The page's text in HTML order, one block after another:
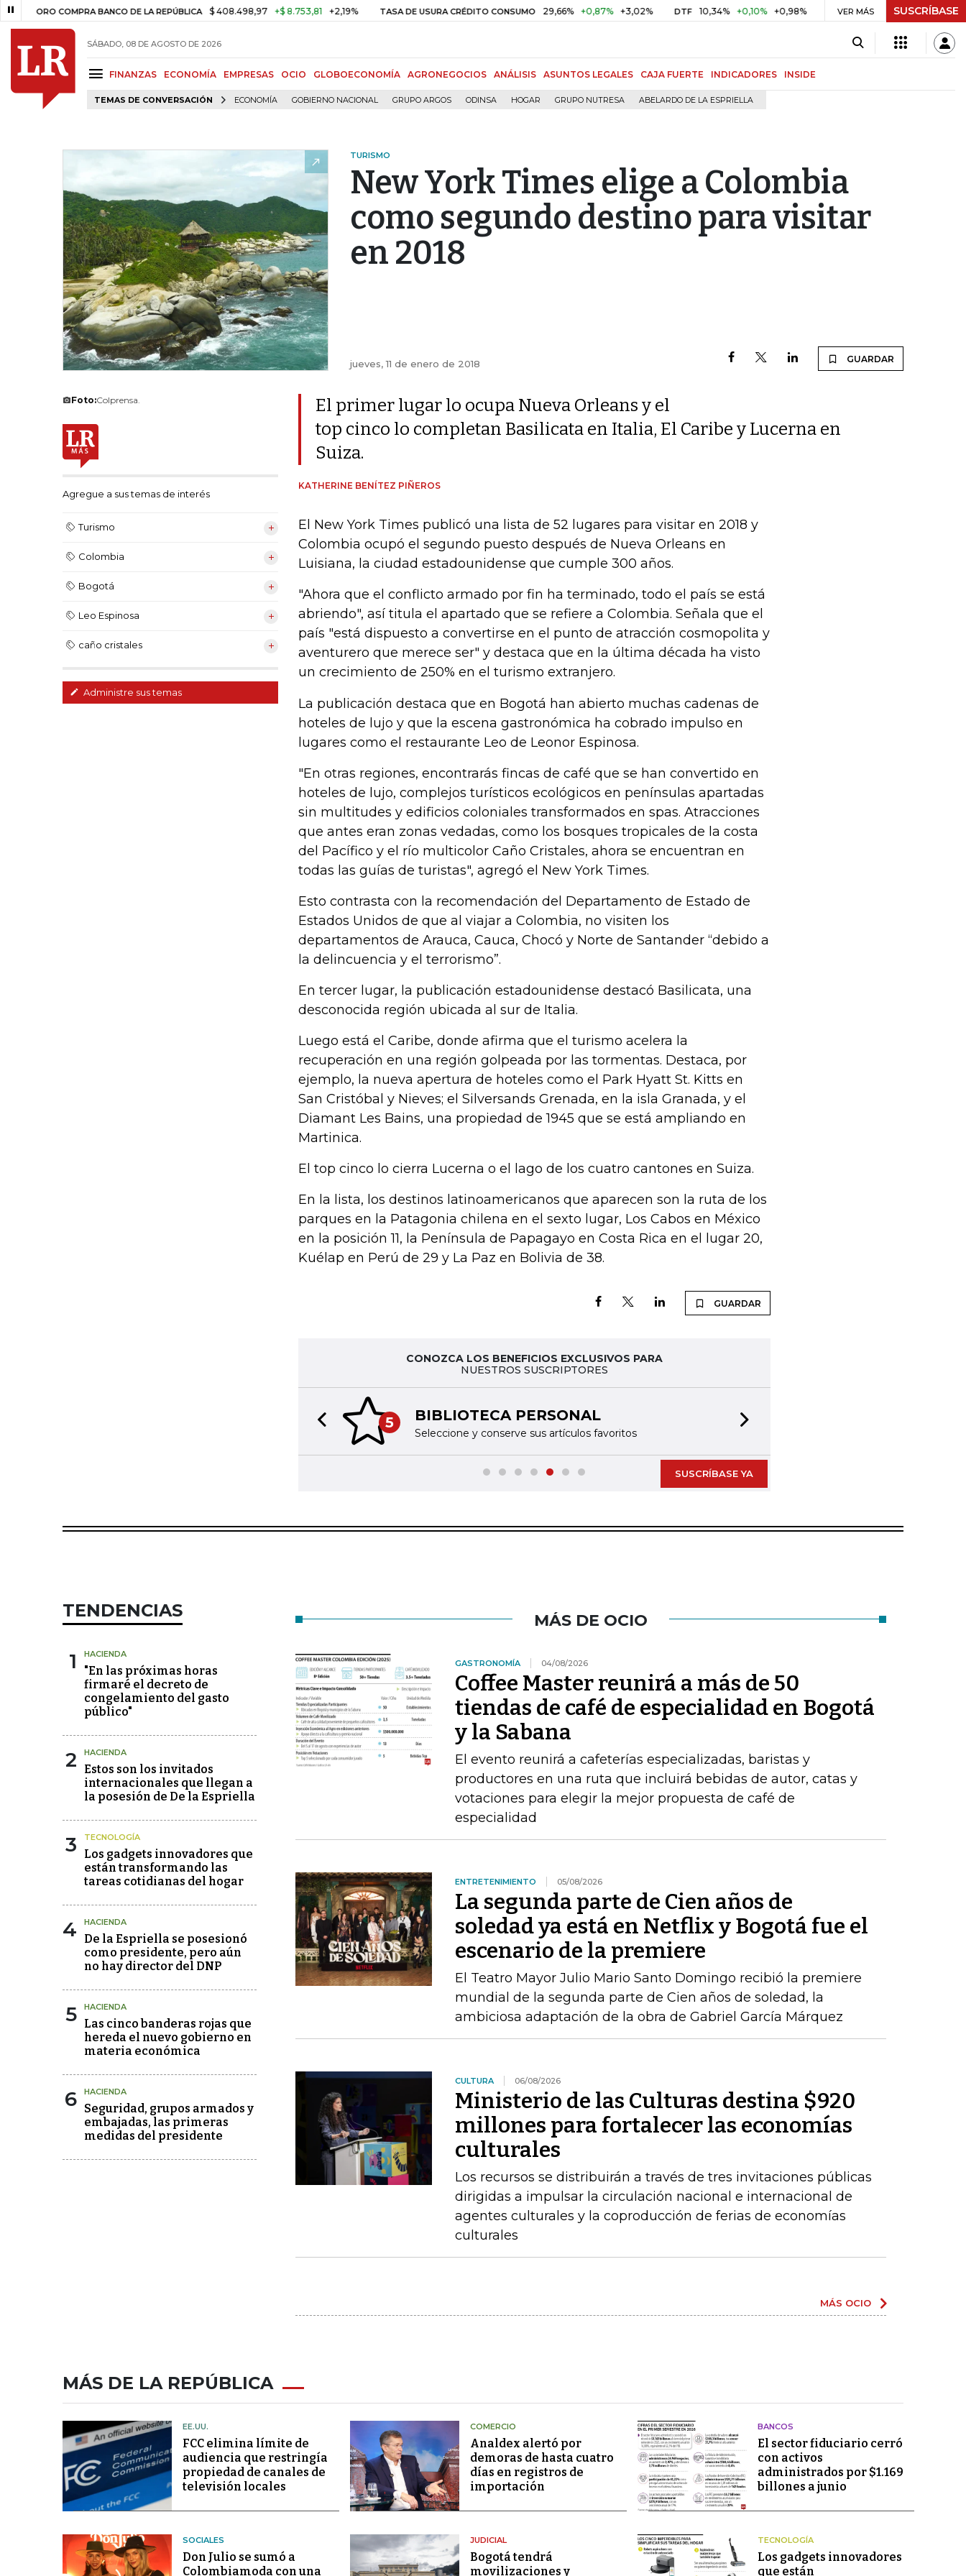
ORO COMPRA BANCO DE LA REPÚBLICA $ 408.498,97 +$ 8.753,81 +2,19% TASA DE USURA CRÉDITO CONSUMO 29,66% +0,87% +3,02% DTF 10,34% +0,10% +0,98% UVR $ 416,91 +$ 0,05 +0,01%
VER MÁS SUSCRÍBASE
SÁBADO, 08 DE AGOSTO DE 2026
FINANZAS ECONOMÍA EMPRESAS OCIO GLOBOECONOMÍA AGRONEGOCIOS ANÁLISIS ASUNTOS LEGALES CAJA FUERTE INDICADORES INSIDE
TEMAS DE CONVERSACIÓN ECONOMÍA GOBIERNO NACIONAL GRUPO ARGOS ODINSA HOGAR GRUPO NUTRESA ABELARDO DE LA ESPRIELLA
TURISMO
New York Times elige a Colombia
como segundo destino para visitar
en 2018
jueves, 11 de enero de 2018 GUARDAR
Foto:Colprensa.
Agregue a sus temas de interés
Turismo
Colombia
Bogotá
Leo Espinosa
caño cristales
Administre sus temas
El primer lugar lo ocupa Nueva Orleans y el
top cinco lo completan Basilicata en Italia, El Caribe y Lucerna en
Suiza.
KATHERINE BENÍTEZ PIÑEROS
El New York Times publicó una lista de 52 lugares para visitar en 2018 y
Colombia ocupó el segundo puesto después de Nueva Orleans en
Luisiana, la ciudad estadounidense que cumple 300 años.
"Ahora que el conflicto armado por fin ha terminado, todo el país se está
abriendo", así titula el apartado que se refiere a Colombia. Señala que el
país "está dispuesto a convertirse en el punto de atracción cosmopolita y
aventurero que merece ser" y destaca que en la última década ha visto
un crecimiento de 250% en el turismo extranjero.
La publicación destaca que en Bogotá han abierto muchas cadenas de
hoteles de lujo y que la escena gastronómica ha cobrado impulso en
lugares como el restaurante Leo de Leonor Espinosa.
"En otras regiones, encontrarás fincas de café que se han convertido en
hoteles de lujo, complejos turísticos ecológicos en penínsulas apartadas
sin multitudes y edificios coloniales transformados en spas. Atracciones
que antes eran zonas vedadas, como los bosques tropicales de la costa
del Pacífico y el río multicolor Caño Cristales, ahora se encuentran en
todas las guías de turistas", agregó el New York Times.
Esto contrasta con la recomendación del Departamento de Estado de
Estados Unidos de que al viajar a Colombia, no visiten los
departamentos de Arauca, Cauca, Chocó y Norte de Santander “debido a
la delincuencia y el terrorismo”.
En tercer lugar, la publicación estadounidense destacó Basilicata, una
desconocida región ubicada al sur de Italia.
Luego está el Caribe, donde afirma que el turismo acelera la
recuperación en una región golpeada por las tormentas. Destaca, por
ejemplo, la nueva apertura de hoteles como el Park Hyatt St. Kitts en
San Cristóbal y Nieves; el Silversands Grenada, en la isla Granada, y el
Diamant Les Bains, una propiedad de 1945 que se está ampliando en
Martinica.
El top cinco lo cierra Lucerna o el lago de los cuatro cantones en Suiza.
En la lista, los destinos latinoamericanos que aparecen son la ruta de los
parques en la Patagonia chilena en el sexto lugar, Los Cabos en México
en la posición 11, la Península de Papagayo en Costa Rica en el lugar 20,
Kuélap en Perú de 29 y La Paz en Bolivia de 38.
GUARDAR
CONOZCA LOS BENEFICIOS EXCLUSIVOS PARA
NUESTROS SUSCRIPTORES
5 BIBLIOTECA PERSONAL
Seleccione y conserve sus artículos favoritos
Previous slide
SUSCRÍBASE YA
TENDENCIAS
1 HACIENDA
"En las próximas horas
firmaré el decreto de
congelamiento del gasto
público"
2 HACIENDA
Estos son los invitados
internacionales que llegan a
la posesión de De la Espriella
3 TECNOLOGÍA
Los gadgets innovadores que
están transformando las
tareas cotidianas del hogar
4 HACIENDA
De la Espriella se posesionó
como presidente, pero aún
no hay director del DNP
5 HACIENDA
Las cinco banderas rojas que
hereda el nuevo gobierno en
materia económica
6 HACIENDA
Seguridad, grupos armados y
embajadas, las primeras
medidas del presidente
MÁS DE OCIO
GASTRONOMÍA 04/08/2026
Coffee Master reunirá a más de 50
tiendas de café de especialidad en Bogotá
y la Sabana
El evento reunirá a cafeterías especializadas, baristas y
productores en una ruta que incluirá bebidas de autor, catas y
votaciones para elegir la mejor propuesta de café de
especialidad
ENTRETENIMIENTO 05/08/2026
La segunda parte de Cien años de
soledad ya está en Netflix y Bogotá fue el
escenario de la premiere
El Teatro Mayor Julio Mario Santo Domingo recibió la premiere
mundial de la segunda parte de Cien años de soledad, la
ambiciosa adaptación de la obra de Gabriel García Márquez
CULTURA 06/08/2026
Ministerio de las Culturas destina $920
millones para fortalecer las economías
culturales
Los recursos se distribuirán a través de tres invitaciones públicas
dirigidas a impulsar la circulación nacional e internacional de
agentes culturales y la coproducción de ferias de economías
culturales
MÁS OCIO
MÁS DE LA REPÚBLICA
EE.UU.
FCC elimina límite de
audiencia que restringía
propiedad de canales de
televisión locales
COMERCIO
Analdex alertó por
demoras de hasta cuatro
días en registros de
importación
BANCOS
El sector fiduciario cerró
con activos
administrados por $1.169
billones a junio
SOCIALES
Don Julio se sumó a
Colombiamoda con una
JUDICIAL
Bogotá tendrá
movilizaciones y
TECNOLOGÍA
Los gadgets innovadores
que están